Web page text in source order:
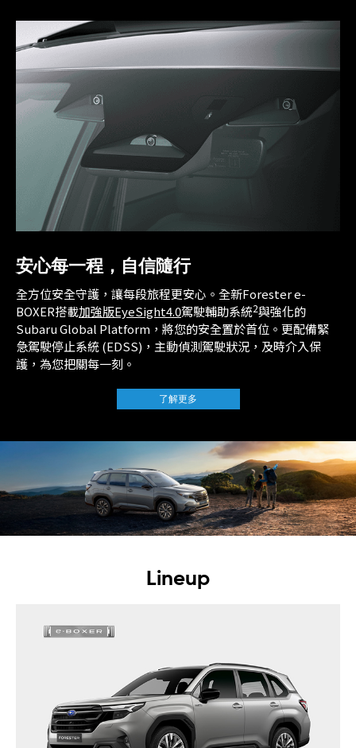
安心每一程，自信隨行
全方位安全守護，讓每段旅程更安心。全新Forester e-
BOXER搭載加強版EyeSight4.0駕駛輔助系統2與強化的
Subaru Global Platform，將您的安全置於首位。更配備緊
急駕駛停止系統 (EDSS)，主動偵測駕駛狀況，及時介入保
護，為您把關每一刻。
了解更多
Lineup